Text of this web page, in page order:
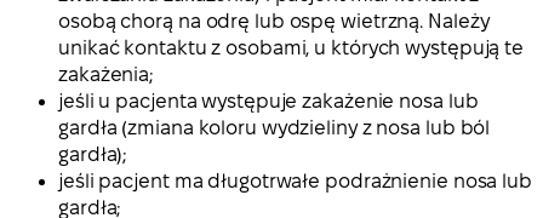
osobą chorą na odrę lub ospę wietrzną. Należy
unikać kontaktu z osobami, u których występują te
zakażenia;
jeśli u pacjenta występuje zakażenie nosa lub
gardła (zmiana koloru wydzieliny z nosa lub ból
gardła);
jeśli pacjent ma długotrwałe podrażnienie nosa lub
gardła;